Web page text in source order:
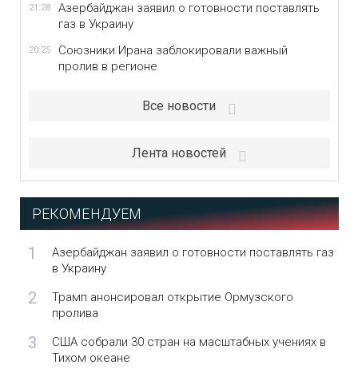
21:28
Азербайджан заявил о готовности поставлять
газ в Украину
20:25
Союзники Ирана заблокировали важный
пролив в регионе
Все новости
Лента новостей
РЕКОМЕНДУЕМ
1
Азербайджан заявил о готовности поставлять газ
в Украину
2
Трамп анонсировал открытие Ормузского
пролива
3
США собрали 30 стран на масштабных учениях в
Тихом океане